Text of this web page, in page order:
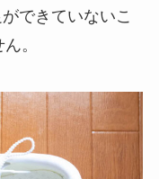
できていないこ
。